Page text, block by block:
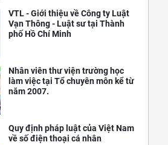
VTL - Giới thiệu về Công ty Luật
Vạn Thông - Luật sư tại Thành
phố Hồ Chí Minh
Nhân viên thư viện trường học
làm việc tại Tổ chuyên môn kể từ
năm 2007.
Quy định pháp luật của Việt Nam
về số điện thoại cá nhân